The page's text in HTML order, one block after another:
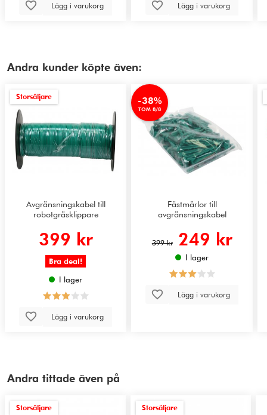
Lägg i varukorg Lägg i varukorg
Andra kunder köpte även:
Storsäljare
Avgränsningskabel till
robotgräsklippare
399 kr
Bra deal!
I lager
Lägg i varukorg
-38%
TOM 8/8
Fästmärlor till
avgränsningskabel
399 kr 249 kr
I lager
Lägg i varukorg
Andra tittade även på
Storsäljare Storsäljare